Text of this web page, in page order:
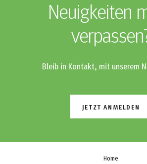
Neuigkeiten
Bleib in Kontakt, mit unserem
JETZT ANMELDEN
Home